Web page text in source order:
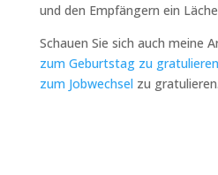
und den Empfängern ein
Schauen Sie sich auch meine
zum Geburtstag zu gratulieren
zum Jobwechsel zu gratulieren.